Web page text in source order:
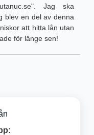
Jag ska
blev en del av denna
att hitta lån utan
för länge sen!